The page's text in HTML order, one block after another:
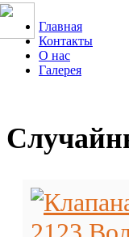
Главная
Контакты
О нас
Галерея